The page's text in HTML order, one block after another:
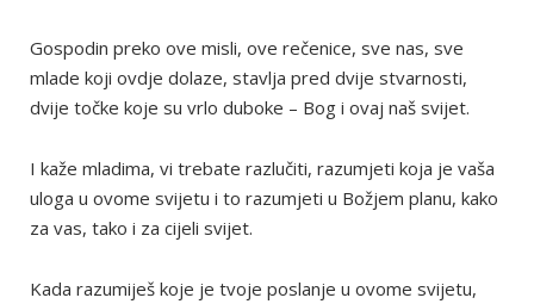
Gospodin preko ove misli, ove rečenice, sve nas, sve
mlade koji ovdje dolaze, stavlja pred dvije stvarnosti,
dvije točke koje su vrlo duboke – Bog i ovaj naš svijet.
I kaže mladima, vi trebate razlučiti, razumjeti koja je vaša
uloga u ovome svijetu i to razumjeti u Božjem planu, kako
za vas, tako i za cijeli svijet.
Kada razumiješ koje je tvoje poslanje u ovome svijetu,